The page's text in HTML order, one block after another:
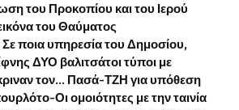
του Προκοπίου και του Ιερού
του Θαύματος
ποια υπηρεσία του Δημοσίου,
ΔΥΟ βαλιτσάτοι τύποι με
τον… Πασά-ΤΖΗ για υπόθεση
Οι ομοιότητες με την ταινία